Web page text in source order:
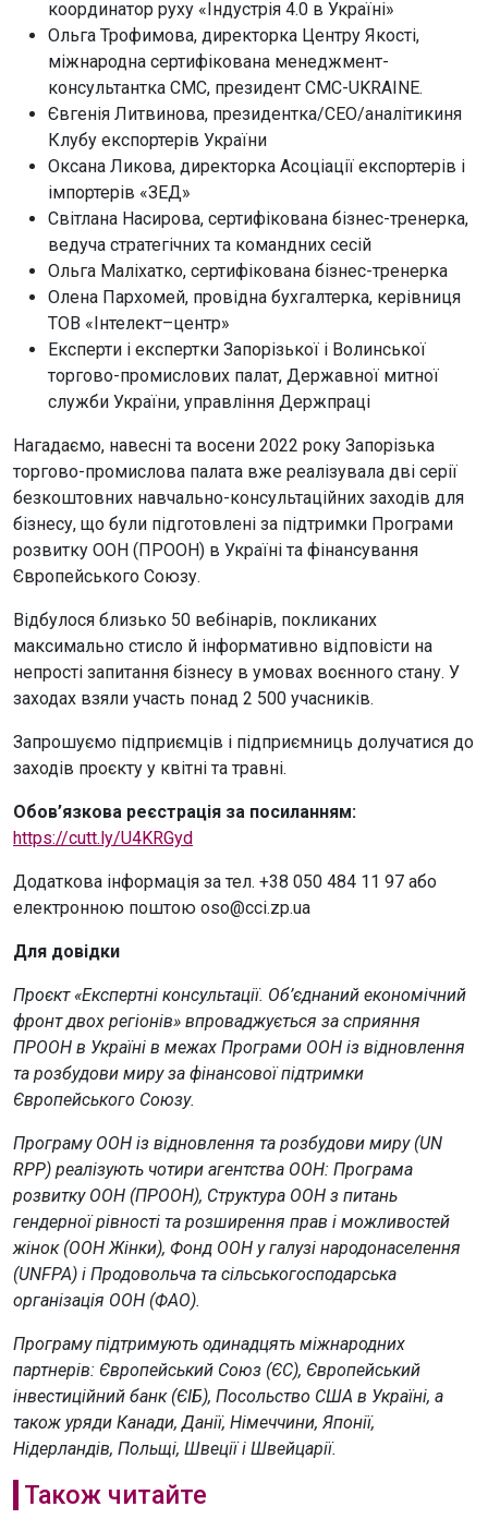
координатор руху «Індустрія 4.0 в Україні»
Ольга Трофимова, директорка Центру Якості,
міжнародна сертифікована менеджмент-
консультантка СМС, президент CMC-UKRAINE.
Євгенія Литвинова, президентка/CEO/аналітикиня
Клубу експортерів України
Оксана Ликова, директорка Асоціації експортерів і
імпортерів «ЗЕД»
Світлана Насирова, сертифікована бізнес-тренерка,
ведуча стратегічних та командних сесій
Ольга Маліхатко, сертифікована бізнес-тренерка
Олена Пархомей, провідна бухгалтерка, керівниця
ТОВ «Інтелект–центр»
Експерти і експертки Запорізької і Волинської
торгово-промислових палат, Державної митної
служби України, управління Держпраці
Нагадаємо, навесні та восени 2022 року Запорізька
торгово-промислова палата вже реалізувала дві серії
безкоштовних навчально-консультаційних заходів для
бізнесу, що були підготовлені за підтримки Програми
розвитку ООН (ПРООН) в Україні та фінансування
Європейського Союзу.
Відбулося близько 50 вебінарів, покликаних
максимально стисло й інформативно відповісти на
непрості запитання бізнесу в умовах воєнного стану. У
заходах взяли участь понад 2 500 учасників.
Запрошуємо підприємців і підприємниць долучатися до
заходів проєкту у квітні та травні.
Обов’язкова реєстрація за посиланням:
https://cutt.ly/U4KRGyd
Додаткова інформація за тел. +38 050 484 11 97 або
електронною поштою oso@cci.zp.ua
Для довідки
Проєкт «Експертні консультації. Об’єднаний економічний
фронт двох регіонів» впроваджується за сприяння
ПРООН в Україні в межах Програми ООН із відновлення
та розбудови миру за фінансової підтримки
Європейського Союзу.
Програму ООН із відновлення та розбудови миру (UN
RPP) реалізують чотири агентства ООН: Програма
розвитку ООН (ПРООН), Структура ООН з питань
гендерної рівності та розширення прав і можливостей
жінок (ООН Жінки), Фонд ООН у галузі народонаселення
(UNFPA) і Продовольча та сільськогосподарська
організація ООН (ФАО).
Програму підтримують одинадцять міжнародних
партнерів: Європейський Союз (ЄС), Європейський
інвестиційний банк (ЄІБ), Посольство США в Україні, а
також уряди Канади, Данії, Німеччини, Японії,
Нідерландів, Польщі, Швеції і Швейцарії.
Також читайте